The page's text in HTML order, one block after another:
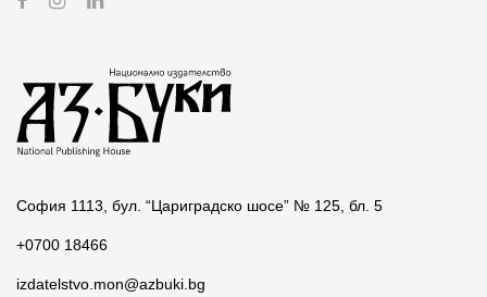
София 1113, бул. “Цариградско шосе” № 125, бл. 5
+0700 18466
izdatelstvo.mon@azbuki.bg